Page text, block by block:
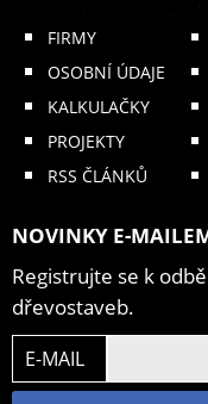
FIRMY
OSOBNÍ ÚDAJE
KALKULAČKY
PROJEKTY
RSS ČLÁNKŮ
NOVINKY E-
Registrujte se k
dřevostaveb.
E-MAIL